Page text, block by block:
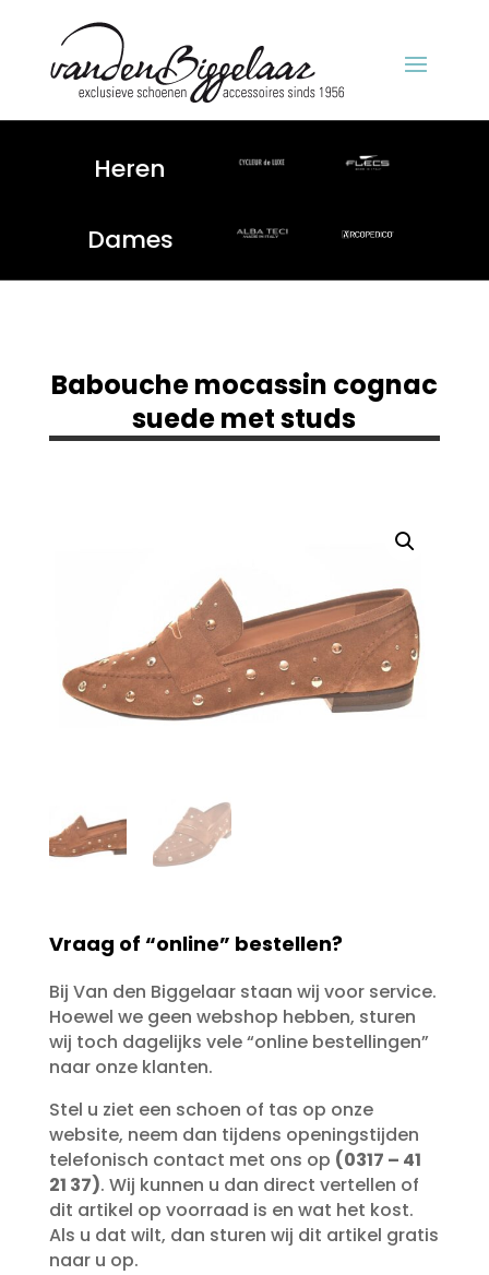
Heren
Dames
Babouche mocassin cognac
suede met studs
Vraag of “online” bestellen?
Bij Van den Biggelaar staan wij voor service.
Hoewel we geen webshop hebben, sturen
wij toch dagelijks vele “online bestellingen”
naar onze klanten.
Stel u ziet een schoen of tas op onze
website, neem dan tijdens openingstijden
telefonisch contact met ons op (0317 – 41
21 37). Wij kunnen u dan direct vertellen of
dit artikel op voorraad is en wat het kost.
Als u dat wilt, dan sturen wij dit artikel gratis
naar u op.